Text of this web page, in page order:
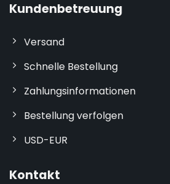
Kundenbetreuung
Versand
Schnelle Bestellung
Zahlungsinformationen
Bestellung verfolgen
USD-EUR
Kontakt